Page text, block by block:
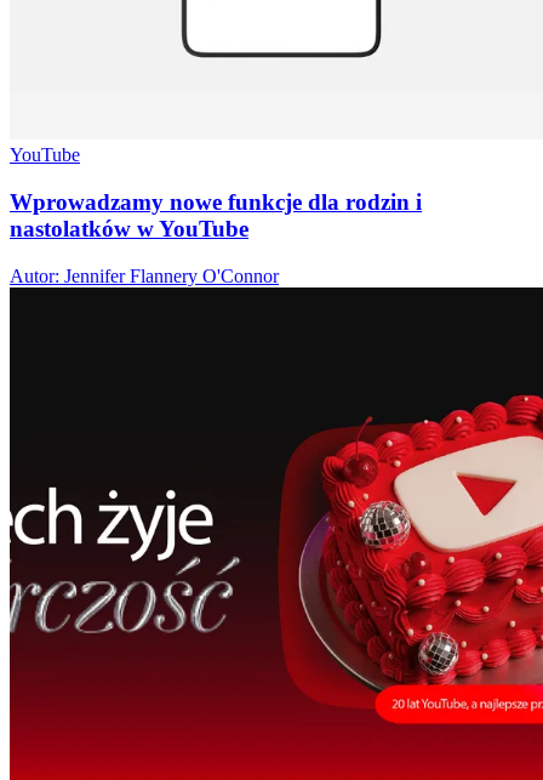
YouTube
Wprowadzamy nowe funkcje dla rodzin i
nastolatków w YouTube
Autor: Jennifer Flannery O'Connor